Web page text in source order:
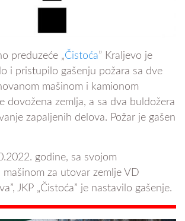
preduzeće „Čistoća” Kraljevo je
i pristupilo gašenju požara sa dve
mašinom i kamionom
dovožena zemlja, a sa dva buldožera
zapaljenih delova. Požar je gašen
godine, sa svojom
mašinom za utovar zemlje VD
JKP „Čistoća” je nastavilo gašenje.